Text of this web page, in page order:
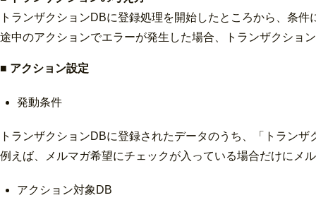
トランザクションDBに登録処理を開始したところから、条
途中のアクションでエラーが発生した場合、トランザクショ
■ アクション設定
発動条件
トランザクションDBに登録されたデータのうち、「トラン
例えば、メルマガ希望にチェックが入っている場合だけにメ
アクション対象DB